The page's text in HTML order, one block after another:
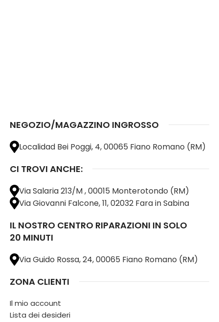
NEGOZIO/MAGAZZINO INGROSSO
Localidad Bei Poggi, 4, 00065 Fiano Romano (RM)
CI TROVI ANCHE:
Via Salaria 213/M , 00015 Monterotondo (RM)
Via Giovanni Falcone, 11, 02032 Fara in Sabina
IL NOSTRO CENTRO RIPARAZIONI IN SOLO
20 MINUTI
Via Guido Rossa, 24, 00065 Fiano Romano (RM)
ZONA CLIENTI
Il mio account
Lista dei desideri